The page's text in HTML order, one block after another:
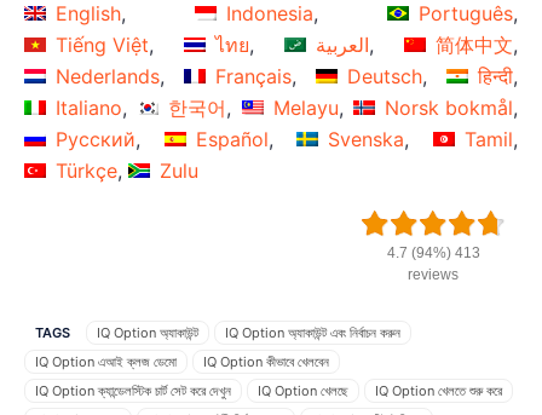
English Indonesia
Português
Tiếng Việt
ไทย العربية
简体中文
Nederlands
Français Deutsch
हिन्दी
Italiano
한국어 Melayu
Norsk bokmål
Русский
Español Svenska
Tamil
Türkçe
Zulu
4.7 (94%) 413
reviews
TAGS IQ Option অ্যাকাউন্ট
IQ Option অ্যাকাউন্ট এবং নির্বাচন করুন
IQ Option এআই ক্লজ ডেমো
IQ Option কীভাবে খেলবেন
IQ Option ক্যান্ডেলস্টিক চার্ট সেট করে দেখুন
IQ Option খেলছে
IQ Option খেলতে শুরু করে